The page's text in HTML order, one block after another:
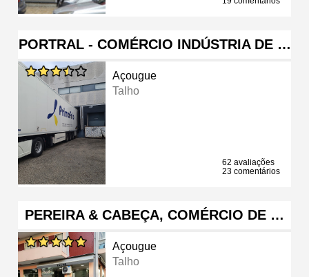
PORTRAL - COMÉRCIO INDÚSTRIA DE …
Açougue
Talho
62 avaliações
23 comentários
PEREIRA & CABEÇA, COMÉRCIO DE …
Açougue
Talho